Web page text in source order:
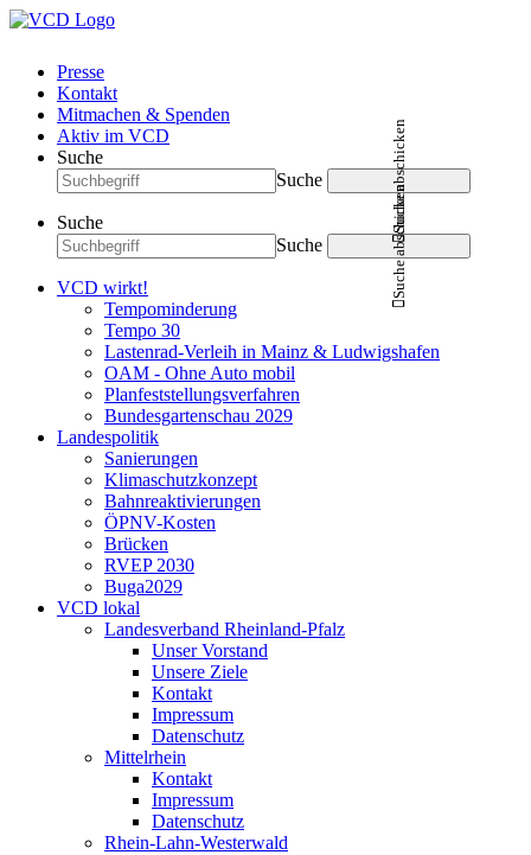
Presse
Kontakt
Mitmachen & Spenden
Aktiv im VCD
Suche
Suche
Suche abschicken
Suche
Suche
Suche abschicken
VCD wirkt!
Tempominderung
Tempo 30
Lastenrad-Verleih in Mainz & Ludwigshafen
OAM - Ohne Auto mobil
Planfeststellungsverfahren
Bundesgartenschau 2029
Landespolitik
Sanierungen
Klimaschutzkonzept
Bahnreaktivierungen
ÖPNV-Kosten
Brücken
RVEP 2030
Buga2029
VCD lokal
Landesverband Rheinland-Pfalz
Unser Vorstand
Unsere Ziele
Kontakt
Impressum
Datenschutz
Mittelrhein
Kontakt
Impressum
Datenschutz
Rhein-Lahn-Westerwald